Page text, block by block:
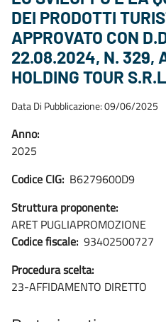
DEI PRODOTTI
APPROVATO CON
22.08.2024, N. 329,
HOLDING TOUR
Data Di Pubblicazione: 09/06/2025
Anno:
2025
Codice CIG: B6279600D9
Struttura proponente:
ARET PUGLIAPROMOZIONE
Codice fiscale: 93402500727
Procedura scelta:
23-AFFIDAMENTO DIRETTO